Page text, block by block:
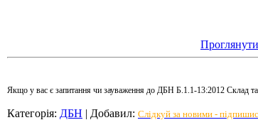
Проглянути
Якщо у вас є запитання чи зауваження до ДБН Б.1.1-13:2012 Склад та
Категорія: ДБН | Добавил: Слідкуй за новими -